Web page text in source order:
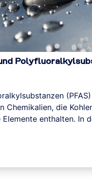
Chemikalien, die
Elemente enthalten. In